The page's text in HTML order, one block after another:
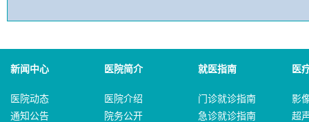
新闻中心 医院简介 就医指南 医
医院动态
通知公告
医院介绍
院务公开
门诊就诊指南
急诊就诊指南
影
超